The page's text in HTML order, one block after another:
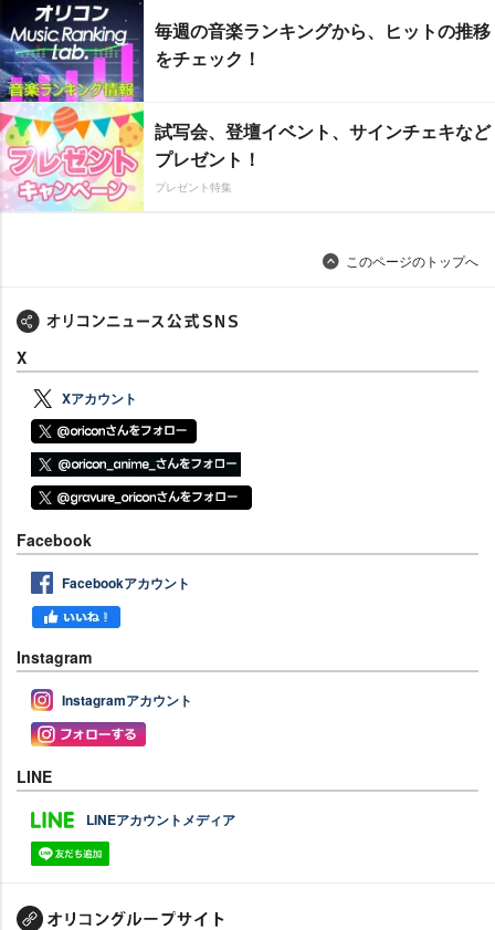
毎週の音楽ランキングから、ヒットの推移
をチェック！
試写会、登壇イベント、サインチェキなど
プレゼント！
プレゼント特集
このページのトップへ
X
Xアカウント
Facebook
Facebookアカウント
Instagram
Instagramアカウント
LINE
LINEアカウントメディア